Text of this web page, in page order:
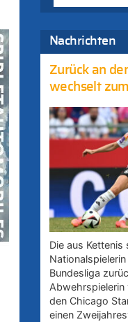
Nachrichten
Zurück an
wechselt zum
Die aus
Bundesliga
den Chicago
einen